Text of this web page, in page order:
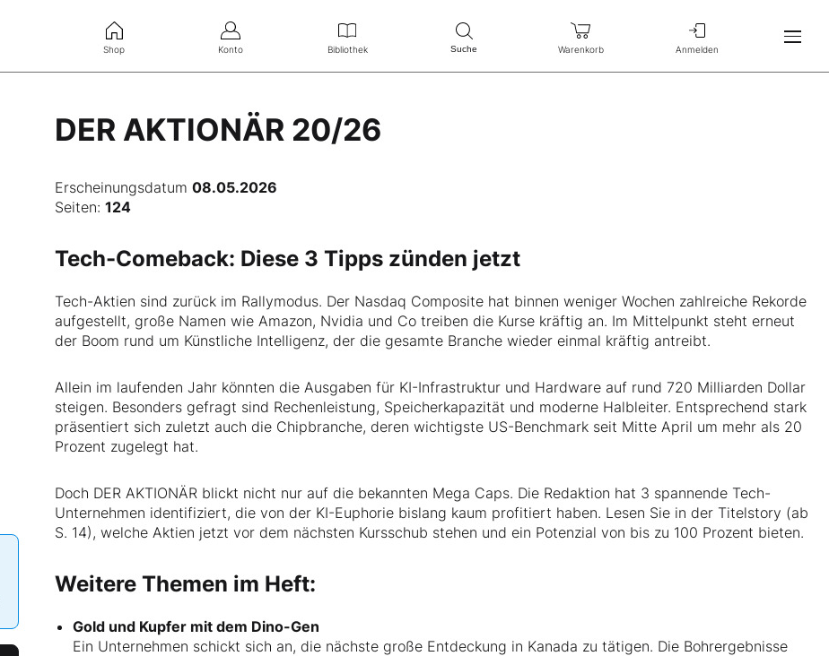
Shop Konto Bibliothek Suche Warenkorb Anmelden
DER AKTIONÄR 20/26
Erscheinungsdatum08.05.2026
Seiten:124
Tech-Comeback: Diese 3 Tipps zünden jetzt
Tech-Aktien sind zurück im Rallymodus. Der Nasdaq Composite hat binnen weniger Wochen zahlreiche Rekorde
aufgestellt, große Namen wie Amazon, Nvidia und Co treiben die Kurse kräftig an. Im Mittelpunkt steht erneut
der Boom rund um Künstliche Intelligenz, der die gesamte Branche wieder einmal kräftig antreibt.
Allein im laufenden Jahr könnten die Ausgaben für KI-Infrastruktur und Hardware auf rund 720 Milliarden Dollar
steigen. Besonders gefragt sind Rechenleistung, Speicherkapazität und moderne Halbleiter. Entsprechend stark
präsentiert sich zuletzt auch die Chipbranche, deren wichtigste US-Benchmark seit Mitte April um mehr als 20
Prozent zugelegt hat.
Doch DER AKTIONÄR blickt nicht nur auf die bekannten Mega Caps. Die Redaktion hat 3 spannende Tech-
Unternehmen identifiziert, die von der KI-Euphorie bislang kaum profitiert haben. Lesen Sie in der Titelstory (ab
S. 14), welche Aktien jetzt vor dem nächsten Kursschub stehen und ein Potenzial von bis zu 100 Prozent bieten.
Weitere Themen im Heft:
Gold und Kupfer mit dem Dino-Gen
Ein Unternehmen schickt sich an, die nächste große Entdeckung in Kanada zu tätigen. Die Bohrergebnisse